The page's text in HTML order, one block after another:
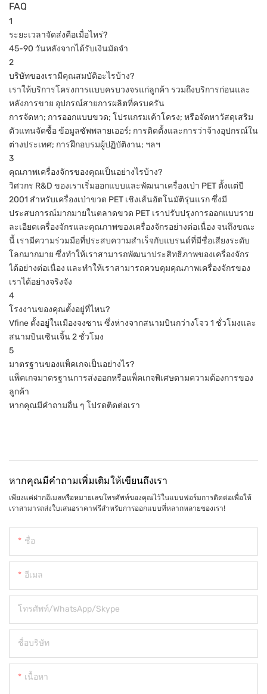
FAQ
1
ระยะเวลาจัดส่งคือเมื่อไหร่?
45-90 วันหลังจากได้รับเงินมัดจำ
2
บริษัทของเรามีคุณสมบัติอะไรบ้าง?
เราให้บริการโครงการแบบครบวงจรแก่ลูกค้า รวมถึงบริการก่อนและ
หลังการขาย อุปกรณ์สายการผลิตที่ครบครัน
การจัดหา; การออกแบบขวด; โปรแกรมเค้าโครง; หรือจัดหาวัสดุเสริม
ตัวแทนจัดซื้อ ข้อมูลซัพพลายเออร์; การติดตั้งและการว่าจ้างอุปกรณ์ใน
ต่างประเทศ; การฝึกอบรมผู้ปฏิบัติงาน; ฯลฯ
3
คุณภาพเครื่องจักรของคุณเป็นอย่างไรบ้าง?
วิศวกร R&D ของเราเริ่มออกแบบและพัฒนาเครื่องเป่า PET ตั้งแต่ปี
2001 สำหรับเครื่องเป่าขวด PET เชิงเส้นอัตโนมัติรุ่นแรก ซึ่งมี
ประสบการณ์มากมายในตลาดขวด PET เราปรับปรุงการออกแบบราย
ละเอียดเครื่องจักรและคุณภาพของเครื่องจักรอย่างต่อเนื่อง จนถึงขณะ
นี้ เรามีความร่วมมือที่ประสบความสำเร็จกับแบรนด์ที่มีชื่อเสียงระดับ
โลกมากมาย ซึ่งทำให้เราสามารถพัฒนาประสิทธิภาพของเครื่องจักร
ได้อย่างต่อเนื่อง และทำให้เราสามารถควบคุมคุณภาพเครื่องจักรของ
เราได้อย่างจริงจัง
4
โรงงานของคุณตั้งอยู่ที่ไหน?
Vfine ตั้งอยู่ในเมืองจงซาน ซึ่งห่างจากสนามบินกว่างโจว 1 ชั่วโมงและ
สนามบินเซินเจิ้น 2 ชั่วโมง
5
มาตรฐานของแพ็คเกจเป็นอย่างไร?
แพ็คเกจมาตรฐานการส่งออกหรือแพ็คเกจพิเศษตามความต้องการของ
ลูกค้า
หากคุณมีคำถามอื่น ๆ โปรดติดต่อเรา
หากคุณมีคำถามเพิ่มเติมให้เขียนถึงเรา
เพียงแค่ฝากอีเมลหรือหมายเลขโทรศัพท์ของคุณไว้ในแบบฟอร์มการติดต่อเพื่อให้
เราสามารถส่งใบเสนอราคาฟรีสำหรับการออกแบบที่หลากหลายของเรา!
ชื่อ
อีเมล
โทรศัพท์/WhatsApp/Skype
ชื่อบริษัท
เนื้อหา